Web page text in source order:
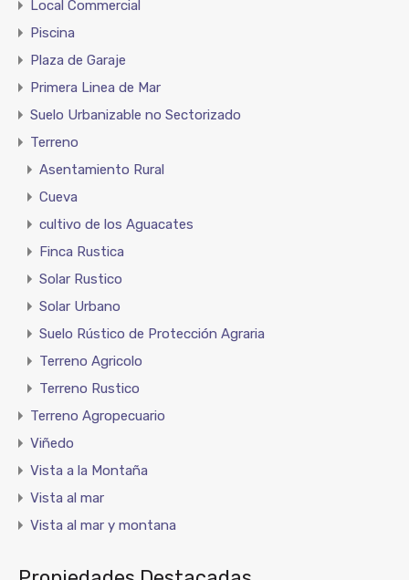
Local Commercial
Piscina
Plaza de Garaje
Primera Linea de Mar
Suelo Urbanizable no Sectorizado
Terreno
Asentamiento Rural
Cueva
cultivo de los Aguacates
Finca Rustica
Solar Rustico
Solar Urbano
Suelo Rústico de Protección Agraria
Terreno Agricolo
Terreno Rustico
Terreno Agropecuario
Viñedo
Vista a la Montaña
Vista al mar
Vista al mar y montana